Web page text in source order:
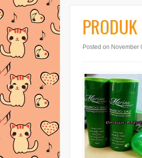
Posted on November